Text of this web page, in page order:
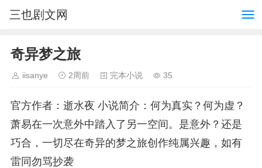
三也剧文网
奇异梦之旅
iisanye 2周前 完本小说 35
官方作者：逝水夜 小说简介：何为真实？何为虚？
萧易在一次意外中踏入了另一空间。是意外？还是
巧合，一切尽在奇异的梦之旅创作纯属兴趣，如有
雷同勿骂抄袭